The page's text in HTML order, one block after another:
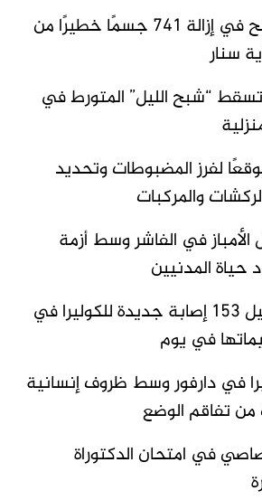
جهود ميدانية تنجح في إزالة 741 جسمًا خطيرًا من
سنار
“شبح الليل” المتورط في
لفرز المضبوطات وتحديد
والمركبات
الأمباز في الفاشر وسط أزمة
المدنيين
شمال دارفور: تسجيل 153 إصابة جديدة للكوليرا في
في يوم
في دارفور وسط ظروف إنسانية
من تفاقم الوضع
اختصاصي في امتحان الدكتوراة